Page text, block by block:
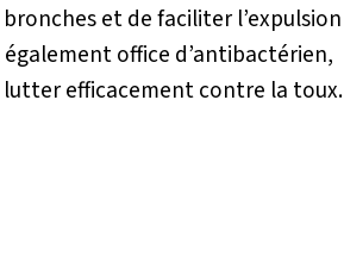
et de faciliter l’expulsion
office d’antibactérien,
efficacement contre la toux.